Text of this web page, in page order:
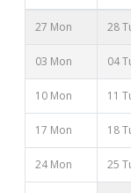
27 Mon 28
03 Mon 04
10 Mon 11
17 Mon 18
24 Mon 25